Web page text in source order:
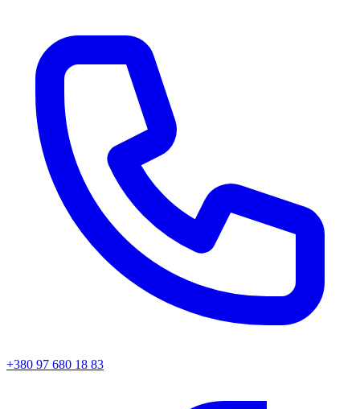
+380 97 680 18 83